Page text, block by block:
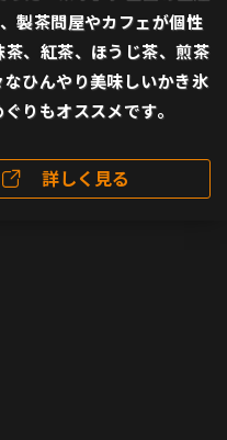
製茶問屋やカフェが個性
、紅茶、ほうじ茶、煎茶
ひんやり美味しいかき氷
りもオススメです。
詳しく見る